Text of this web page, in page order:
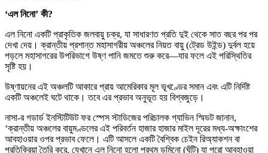
‘এল নিনো’ কী?
এল নিনো একটি প্রাকৃতিক জলবায়ু চক্র, যা সাধারণত প্রতি দুই থেকে সাত বছর পর পর
দেখা দেয়। ক্রান্তীয় প্রশান্ত মহাসাগরীয় অঞ্চলের নিয়ত বায়ু (ট্রেড উইন্ড) দুর্বল হয়ে
পড়লে মহাসাগরের উপরিভাগে উষ্ণ পানি জমতে শুরু করে—যার ফলে এই পরিস্থিতির
সৃষ্টি হয়।
উষ্ণায়নের এই অঞ্চলটি আকারে প্রায় আমেরিকার মূল ভূখণ্ডের সমান এবং এটি নির্দিষ্ট
একটি অঞ্চলেই ঘটে থাকে। তবে এর প্রভাব অনুভূত হয় বিশ্বজুড়ে।
নাসা-র গডার্ড ইনস্টিটিউট ফর স্পেস স্টাডিজের পরিচালক গ্যাভিন স্মিডট জানান,
‘ক্রান্তীয় অঞ্চলের বায়ুমণ্ডলের এই পরিবর্তন হাজার হাজার মাইল দূরের মধ্য-অক্ষাংশের
আবহাওয়ার ওপর প্রভাব ফেলে। এটি আসলে একটি বৈশ্বিক চেইন রিঅ্যাকশন বা
প্রতিক্রিয়া তৈরি করে, যেখানে এল নিনো হলো প্রথম ডমিনো (ঘুঁটি) যা পুরো আবহাওয়া